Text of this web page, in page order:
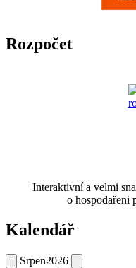
Rozpočet
Interaktivní a velmi
o hospodařeni
Kalendář
Srpen2026